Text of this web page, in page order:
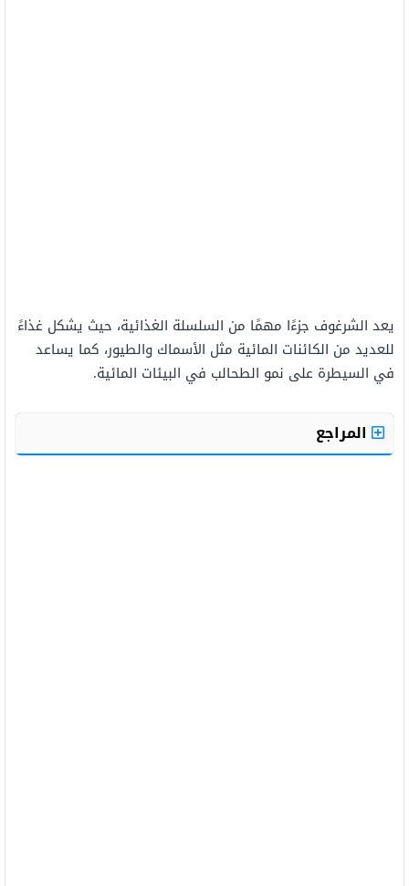
يعد الشرغوف جزءًا مهمًا من السلسلة الغذائية، حيث يشكل غذاءً
للعديد من الكائنات المائية مثل الأسماك والطيور، كما يساعد
في السيطرة على نمو الطحالب في البيئات المائية.
المراجع